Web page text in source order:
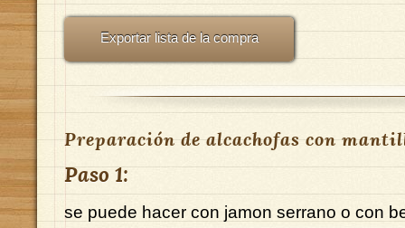
Exportar lista de la compra
Preparación de alcachofas con
Paso 1:
se puede hacer con jamon serrano o con